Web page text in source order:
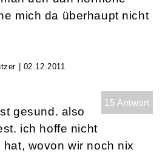
mich da überhaupt nicht
| 02.12.2011
15 Antwort
gesund. also
ich hoffe nicht
wovon wir noch nix